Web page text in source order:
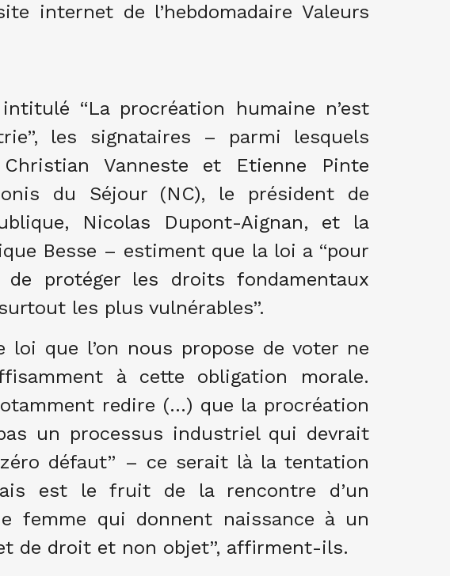
internet de l’hebdomadaire Valeurs
“La procréation humaine n’est
les signataires – parmi lesquels
Vanneste et Etienne Pinte
du Séjour (NC), le président de
Nicolas Dupont-Aignan, et la
Besse – estiment que la loi a “pour
de protéger les droits fondamentaux
les plus vulnérables”.
loi que l’on nous propose de voter ne
à cette obligation morale.
redire (…) que la procréation
un processus industriel qui devrait
défaut” – ce serait là la tentation
est le fruit de la rencontre d’un
femme qui donnent naissance à un
de droit et non objet”, affirment-ils.